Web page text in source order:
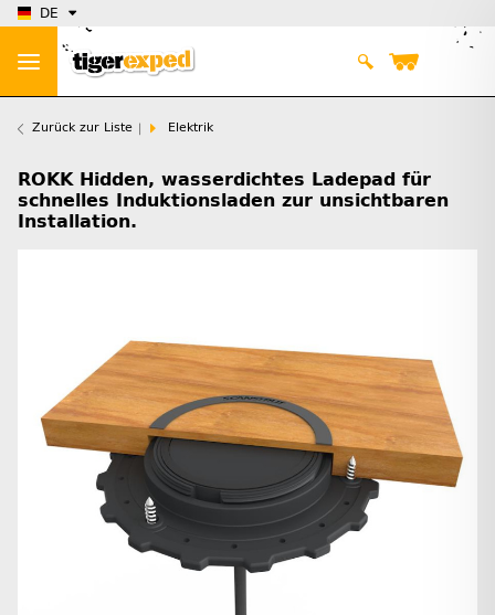
DE
Zurück zur Liste Elektrik
ROKK Hidden, wasserdichtes Ladepad für
schnelles Induktionsladen zur unsichtbaren
Installation.